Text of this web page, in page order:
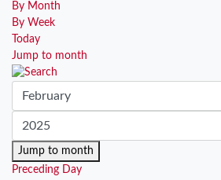
By Month
By Week
Today
Jump to month
Jump to month
Preceding Day